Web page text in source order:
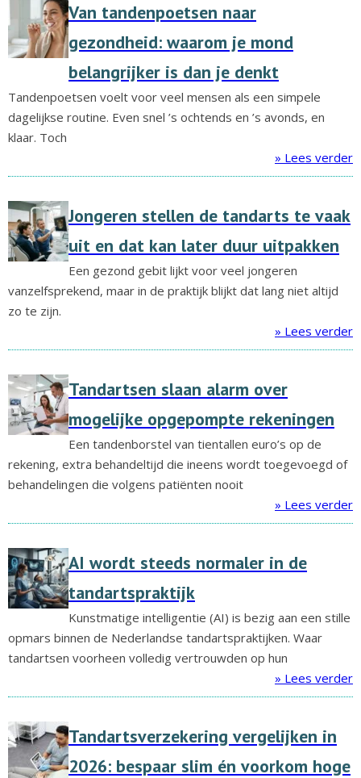
Van tandenpoetsen naar
gezondheid: waarom je mond
belangrijker is dan je denkt
Tandenpoetsen voelt voor veel mensen als een simpele
dagelijkse routine. Even snel ’s ochtends en ’s avonds, en
klaar. Toch
» Lees verder
Jongeren stellen de tandarts te vaak
uit en dat kan later duur uitpakken
Een gezond gebit lijkt voor veel jongeren
vanzelfsprekend, maar in de praktijk blijkt dat lang niet altijd
zo te zijn.
» Lees verder
Tandartsen slaan alarm over
mogelijke opgepompte rekeningen
Een tandenborstel van tientallen euro’s op de
rekening, extra behandeltijd die ineens wordt toegevoegd of
behandelingen die volgens patiënten nooit
» Lees verder
AI wordt steeds normaler in de
tandartspraktijk
Kunstmatige intelligentie (AI) is bezig aan een stille
opmars binnen de Nederlandse tandartspraktijken. Waar
tandartsen voorheen volledig vertrouwden op hun
» Lees verder
Tandartsverzekering vergelijken in
2026: bespaar slim én voorkom hoge